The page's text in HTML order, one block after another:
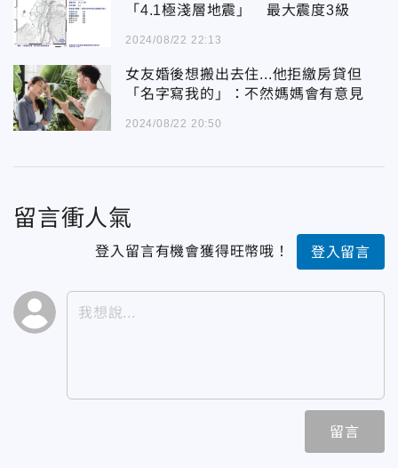
「4.1極淺層地震」 最大震度3級
2024/08/22 22:13
女友婚後想搬出去住...他拒繳房貸但
「名字寫我的」：不然媽媽會有意見
2024/08/22 20:50
留言衝人氣
登入留言有機會獲得旺幣哦！ 登入留言
留言